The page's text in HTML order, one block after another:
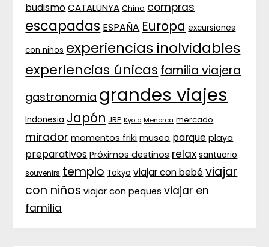
budismo CATALUNYA China compras
escapadas ESPAÑA Europa excursiones
con niños experiencias inolvidables
experiencias únicas familia viajera
gastronomia grandes viajes
Indonesia Japón JRP Kyoto Menorca mercado
mirador momentos friki museo parque playa
preparativos Próximos destinos relax santuario
souvenirs templo Tokyo viajar con bebé viajar
con niños viajar con peques viajar en
familia